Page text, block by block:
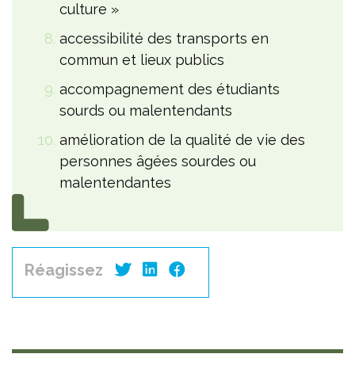
culture »
accessibilité des transports en
commun et lieux publics
accompagnement des étudiants
sourds ou malentendants
amélioration de la qualité de vie des
personnes âgées sourdes ou
malentendantes
Réagissez